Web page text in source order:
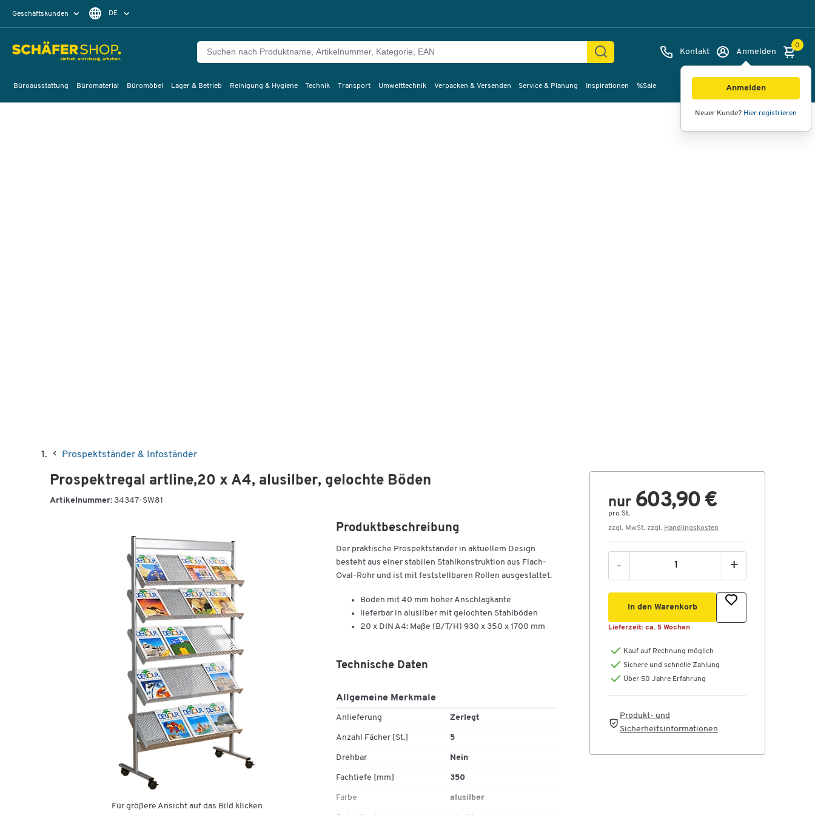
Geschäftskunden DE
Kontakt Anmelden
Anmelden
Neuer Kunde? Hier registrieren
0
Büroausstattung Büromaterial Büromöbel Lager & Betrieb Reinigung & Hygiene Technik Transport Umwelttechnik Verpacken & Versenden Service & Planung Inspirationen %Sale
Prospektständer & Infoständer
Prospektregal artline,20 x A4, alusilber, gelochte Böden
Artikelnummer: 34347-SW81
Für größere Ansicht auf das Bild klicken
Produktbeschreibung
Der praktische Prospektständer in aktuellem Design
besteht aus einer stabilen Stahlkonstruktion aus Flach-
Oval-Rohr und ist mit feststellbaren Rollen ausgestattet.
Böden mit 40 mm hoher Anschlagkante
lieferbar in alusilber mit gelochten Stahlböden
20 x DIN A4: Maße (B/T/H) 930 x 350 x 1700 mm
Technische Daten
Allgemeine Merkmale
Anlieferung Zerlegt
Anzahl Fächer [St.] 5
Drehbar Nein
Fachtiefe [mm] 350
Farbe alusilber
nur 603,90 €
pro St.
zzgl. MwSt. zzgl. Handlingskosten
- +
In den Warenkorb
Lieferzeit: ca. 5 Wochen
Kauf auf Rechnung möglich
Sichere und schnelle Zahlung
Über 50 Jahre Erfahrung
Produkt- und
Sicherheitsinformationen
Bilder Videos 360°-Ansicht